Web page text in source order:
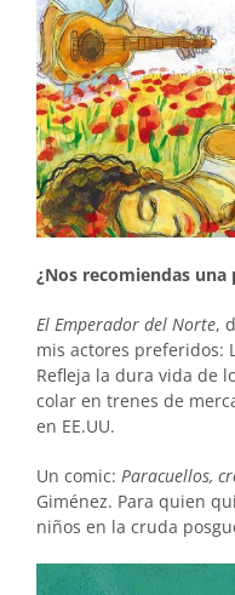
¿Nos recomiendas
El Emperador del Norte,
mis actores preferidos:
Refleja la dura vida de
colar en trenes de
en EE.UU.
Un comic: Paracuellos,
Giménez. Para quien
niños en la cruda